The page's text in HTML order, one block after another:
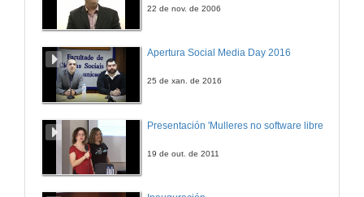
22 de nov. de 2006
Apertura Social Media Day 2016
25 de xan. de 2016
Presentación 'Mulleres no software libre'
19 de out. de 2011